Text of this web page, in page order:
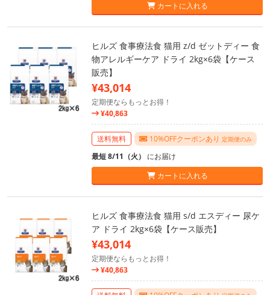
カートに入れる
ヒルズ 食事療法食 猫用 z/d ゼットディー 食
物アレルギーケア ドライ 2kg×6袋【ケース
販売】
¥43,014
定期便ならもっとお得！
¥40,863
送料無料 10%OFFクーポンあり 定期便のみ
最短 8/11（火） にお届け
カートに入れる
ヒルズ 食事療法食 猫用 s/d エスディー 尿ケ
ア ドライ 2kg×6袋【ケース販売】
¥43,014
定期便ならもっとお得！
¥40,863